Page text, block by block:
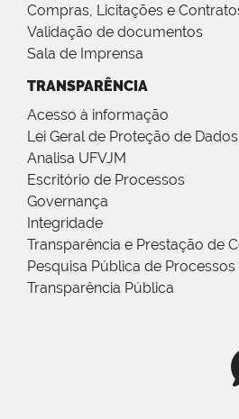
Compras, Licitações e
Validação de documentos
Sala de Imprensa
TRANSPARÊNCIA
Acesso à informação
Lei Geral de Proteção de Dados
Analisa UFVJM
Escritório de Processos
Governança
Integridade
Transparência e Prestação de
Pesquisa Pública de Processos
Transparência Pública